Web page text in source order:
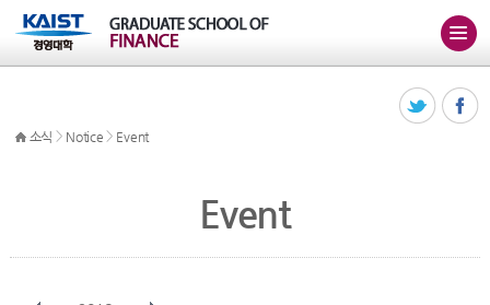
소식 > Notice > Event
Event